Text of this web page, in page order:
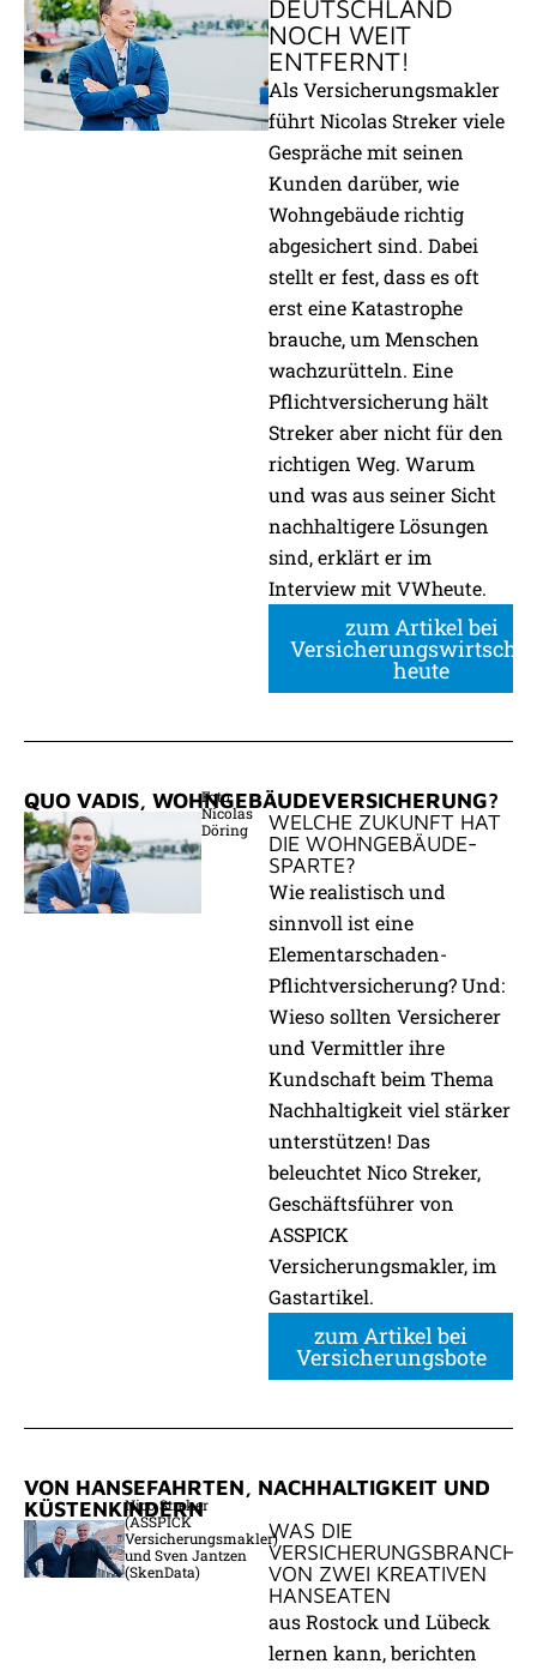
DEUTSCHLAND
NOCH WEIT
ENTFERNT!
Als Versicherungsmakler
führt Nicolas Streker viele
Gespräche mit seinen
Kunden darüber, wie
Wohngebäude richtig
abgesichert sind. Dabei
stellt er fest, dass es oft
erst eine Katastrophe
brauche, um Menschen
wachzurütteln. Eine
Pflichtversicherung hält
Streker aber nicht für den
richtigen Weg. Warum
und was aus seiner Sicht
nachhaltigere Lösungen
sind, erklärt er im
Interview mit VWheute.
zum Artikel bei
heute
QUO VADIS, WOHNGEBÄUDEVERSICHERUNG?
Foto:
Nicolas
Döring
WELCHE ZUKUNFT HAT
DIE WOHNGEBÄUDE-
SPARTE?
Wie realistisch und
sinnvoll ist eine
Elementarschaden-
Pflichtversicherung? Und:
Wieso sollten Versicherer
und Vermittler ihre
Kundschaft beim Thema
Nachhaltigkeit viel stärker
unterstützen! Das
beleuchtet Nico Streker,
Geschäftsführer von
ASSPICK
Versicherungsmakler, im
Gastartikel.
zum Artikel bei
Versicherungsbote
VON HANSEFAHRTEN, NACHHALTIGKEIT UND
KÜSTENKINDERN
Nico Streker
(ASSPICK
Versicherungsmakler)
und Sven Jantzen
(SkenData)
WAS DIE
VERSICHERUNGSBRANCHE
VON ZWEI KREATIVEN
HANSEATEN
aus Rostock und Lübeck
lernen kann, berichten